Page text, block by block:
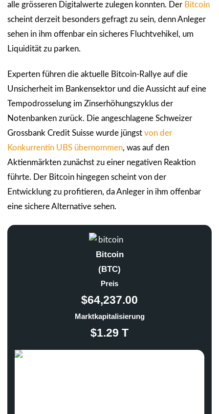
alle grösseren Digitalwerte zulegen konnten. Der Bitcoin
scheint derzeit besonders gefragt zu sein, denn Anleger
sehen in ihm offenbar ein sicheres Fluchtvehikel, um
Liquidität zu parken.
Experten führen die aktuelle Bitcoin-Rallye auf die
Unsicherheit im Bankensektor und die Aussicht auf eine
Tempodrosselung im Zinserhöhungszyklus der
Notenbanken zurück. Die angeschlagene Schweizer
Grossbank Credit Suisse wurde jüngst von der
Konkurrentin UBS übernommen, was auf den
Aktienmärkten zunächst zu einer negativen Reaktion
führte. Der Bitcoin hingegen scheint von der
Entwicklung zu profitieren, da Anleger in ihm offenbar
eine sichere Alternative sehen.
Bitcoin
(BTC)
Preis
$64,237.00
Marktkapitalisierung
$1.29 T